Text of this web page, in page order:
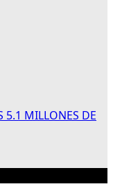
5.1 MILLONES DE